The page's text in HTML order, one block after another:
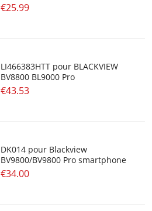
€25.99
LI466383HTT pour BLACKVIEW
BV8800 BL9000 Pro
€43.53
DK014 pour Blackview
BV9800/BV9800 Pro smartphone
€34.00